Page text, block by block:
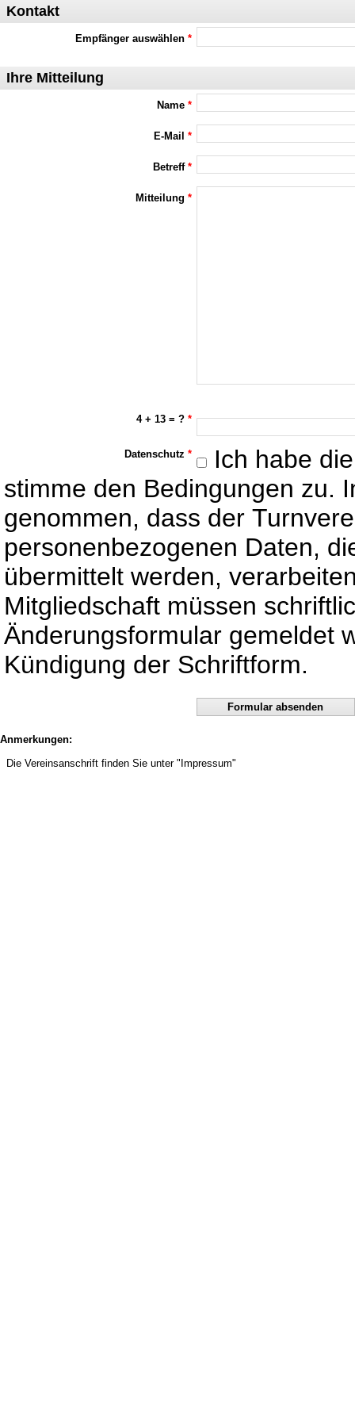
Kontakt
Empfänger auswählen *
Ihre Mitteilung
Name *
E-Mail *
Betreff *
Mitteilung *
4 + 13 = ? *
Datenschutz *
Ich habe
stimme den Bedingungen zu.
genommen, dass der
personenbezogenen Daten,
übermittelt werden,
Mitgliedschaft müssen
Änderungsformular gemeldet
Kündigung der Schriftform.
Anmerkungen:
Die Vereinsanschrift finden Sie unter "Impressum"